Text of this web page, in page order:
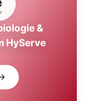
&
HyServe